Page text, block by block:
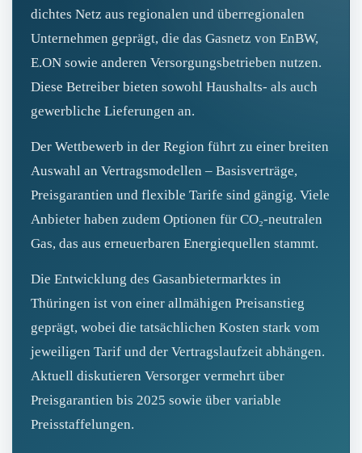
dichtes Netz aus regionalen und überregionalen
Unternehmen geprägt, die das Gasnetz von EnBW,
E.ON sowie anderen Versorgungsbetrieben nutzen.
Diese Betreiber bieten sowohl Haushalts- als auch
gewerbliche Lieferungen an.
Der Wettbewerb in der Region führt zu einer breiten
Auswahl an Vertragsmodellen – Basisverträge,
Preisgarantien und flexible Tarife sind gängig. Viele
Anbieter haben zudem Optionen für CO₂-neutralen
Gas, das aus erneuerbaren Energiequellen stammt.
Die Entwicklung des Gasanbietermarktes in
Thüringen ist von einer allmähigen Preisanstieg
geprägt, wobei die tatsächlichen Kosten stark vom
jeweiligen Tarif und der Vertragslaufzeit abhängen.
Aktuell diskutieren Versorger vermehrt über
Preisgarantien bis 2025 sowie über variable
Preisstaffelungen.